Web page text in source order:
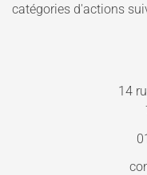
catégories d'actions
14